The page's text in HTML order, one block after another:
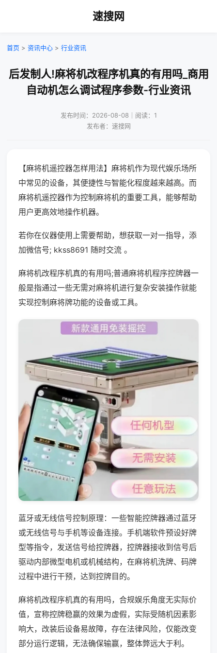
速搜网
首页 > 资讯中心 > 行业资讯
后发制人!麻将机改程序机真的有用吗_商用
自动机怎么调试程序参数-行业资讯
发布时间：2026-08-08｜阅读：1
发布者：速搜网
【麻将机遥控器怎样用法】麻将机作为现代娱乐场所
中常见的设备，其便捷性与智能化程度越来越高。而
麻将机遥控器作为控制麻将机的重要工具，能够帮助
用户更高效地操作机器。
若你在仪器使用上需要帮助，想获取一对一指导，添
加微信号; kkss8691 随时交流 。
麻将机改程序机真的有用吗;普通麻将机程序控牌器一
般是指通过一些无需对麻将机进行复杂安装操作就能
实现控制麻将牌功能的设备或工具。
蓝牙或无线信号控制原理：一些智能控牌器通过蓝牙
或无线信号与手机等设备连接。手机端软件预设好牌
型等指令，发送信号给控牌器，控牌器接收到信号后
驱动内部微型电机或机械结构，在麻将机洗牌、码牌
过程中进行干预，达到控牌目的。
麻将机改程序机真的有用吗，合规娱乐角度无实际价
值，宣称控牌稳赢的效果为虚假，实际受随机因素影
响大，改装后设备易故障，存在法律风险，仅能改变
部分运行逻辑，无法确保输赢，整体弊远大于利。